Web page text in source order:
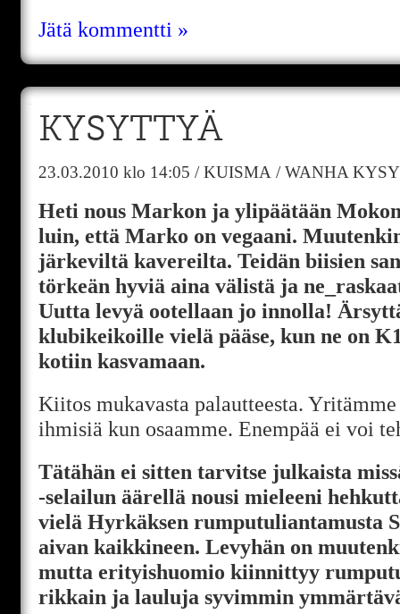
Jätä kommentti »
KYSYTTYÄ
23.03.2010 klo 14:05 /KUISMA /WANHA
Heti nous Markon ja ylipäätään
luin, että Marko on vegaani.
järkeviltä kavereilta. Teidän biisien
törkeän hyviä aina välistä ja
Uutta levyä ootellaan jo innolla!
klubikeikoille vielä pääse, kun ne on
kotiin kasvamaan.
Kiitos mukavasta palautteesta.
ihmisiä kun osaamme. Enempää ei voi
Tätähän ei sitten tarvitse julkaista
-selailun äärellä nousi mieleeni
vielä Hyrkäksen rumputuliantamusta
aivan kaikkineen. Levyhän on
mutta erityishuomio kiinnittyy
rikkain ja lauluja syvimmin